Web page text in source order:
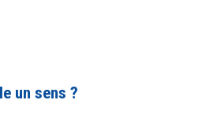
un sens ?